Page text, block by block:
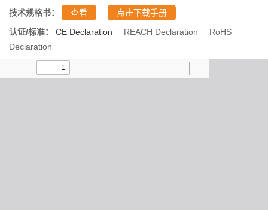
技术规格书： 查看
点击下载手册
认证/标准：
CE Declaration REACH Declaration
RoHS
Declaration